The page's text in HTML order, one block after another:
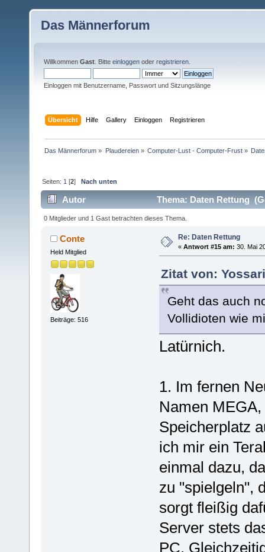
Das Männerforum
Willkommen Gast . Bitte einloggen oder registrieren
Einloggen mit Benutzername, Passwort und Sitzungslänge
Übersicht Hilfe Gallery Einloggen Registrieren
Das Männerforum » Plaudereien» Computer-Lust - Computer-Frust»
Seiten: 1 [2]Nach unten
Autor Thema: Daten Rettung
0 Mitglieder und 1 Gast betrachten dieses Thema.
Conte
Held Mitglied
Beiträge: 516
Re: Daten Rettung
« Antwort #15 am: 30. Mai
Zitat von:
Geht das auch
Vollidioten wie
Latürnich.
1. Im fernen
Namen
Speicherplatz
ich mir ein
einmal dazu,
zu "spielgeln",
sorgt fleißig
Server stets
PC.